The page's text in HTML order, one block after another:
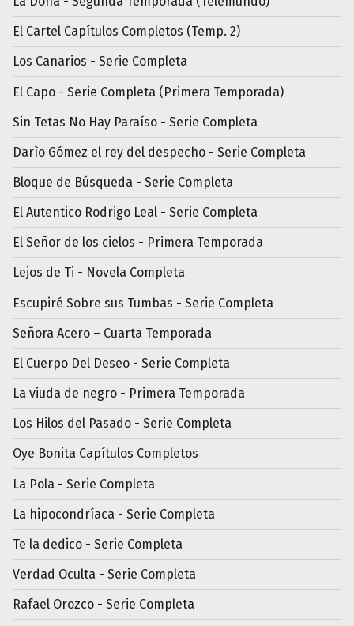
El Cartel Capítulos Completos (Temp. 2)
Los Canarios - Serie Completa
El Capo - Serie Completa (Primera Temporada)
Sin Tetas No Hay Paraíso - Serie Completa
Darìo Gómez el rey del despecho - Serie Completa
Bloque de Búsqueda - Serie Completa
El Autentico Rodrigo Leal - Serie Completa
El Señor de los cielos - Primera Temporada
Lejos de Ti - Novela Completa
Escupiré Sobre sus Tumbas - Serie Completa
Señora Acero – Cuarta Temporada
El Cuerpo Del Deseo - Serie Completa
La viuda de negro - Primera Temporada
Los Hilos del Pasado - Serie Completa
Oye Bonita Capítulos Completos
La Pola - Serie Completa
La hipocondríaca - Serie Completa
Te la dedico - Serie Completa
Verdad Oculta - Serie Completa
Rafael Orozco - Serie Completa